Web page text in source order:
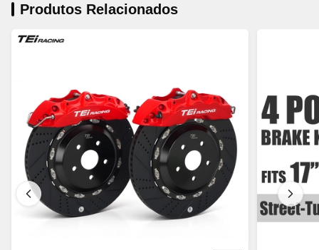
Produtos Relacionados